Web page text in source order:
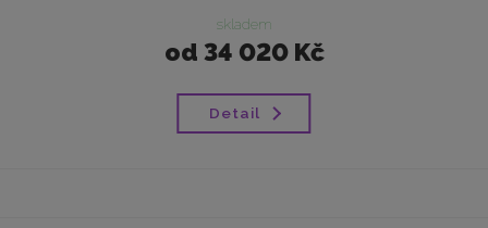
skladem
od 34 020 Kč
Detail